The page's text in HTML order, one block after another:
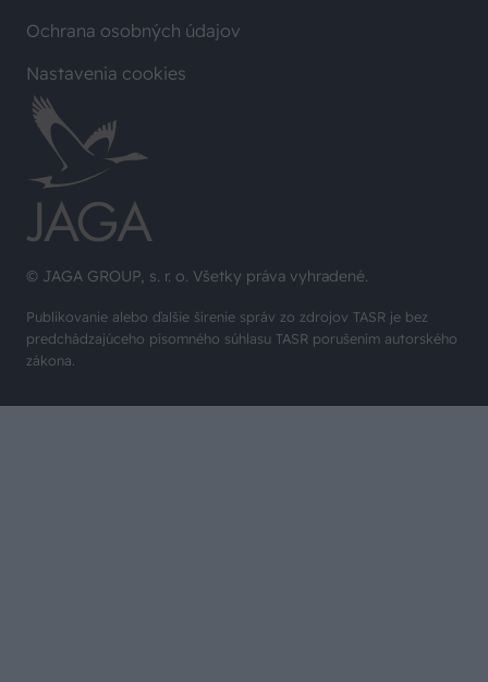
© JAGA GROUP, s. r. o. Všetky práva vyhradené.
Publikovanie alebo ďalšie šírenie správ zo zdrojov TASR je bez
predchádzajúceho písomného súhlasu TASR porušením autorského
zákona.
Ochrana osobných údajov
Nastavenia cookies